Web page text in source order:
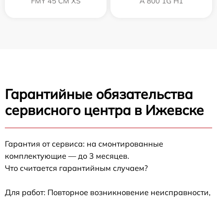
Гарантийные обязательства
сервисного центра в Ижевске
Гарантия от сервиса: на смонтированные
комплектующие — до 3 месяцев.
Что считается гарантийным случаем?
Для работ: Повторное возникновение неисправности,